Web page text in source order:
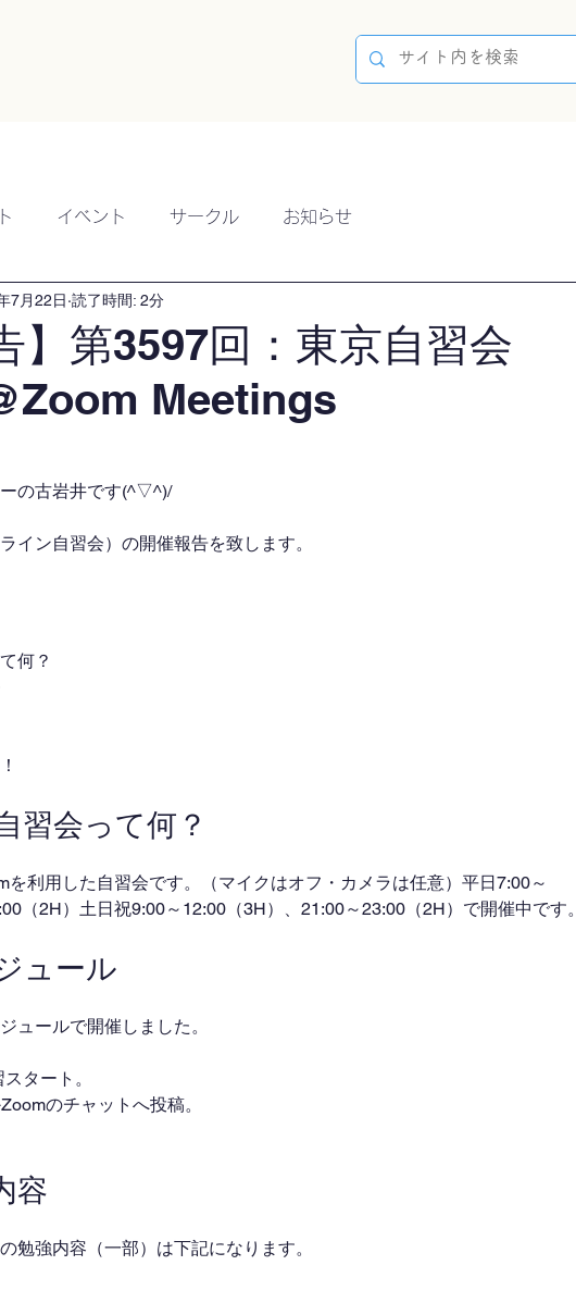
イベント サークル お知らせ
】第3597回：東京自習会
Meetings
7月22日 読了時間: 2分
の古岩井です(^▽^)/
イン自習会）の開催報告を致します。
何？
習会って何？
を利用した自習会です。（マイクはオフ・カメラは任意）平日7:00～
（2H）土日祝9:00～12:00（3H）、21:00～23:00（2H）で開催中です。
ュール
ュールで開催しました。
タート。
のチャットへ投稿。
容
勉強内容（一部）は下記になります。